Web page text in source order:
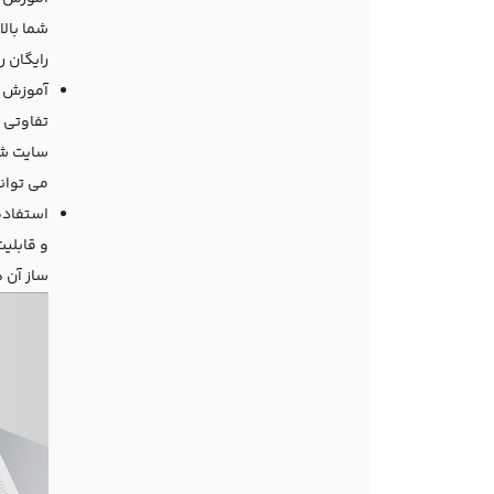
شما
رایگان
آموزش
سایت
می
و
ساز